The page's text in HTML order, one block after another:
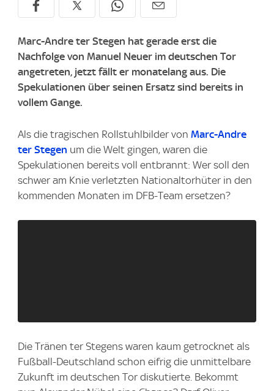
Marc-Andre ter Stegen hat gerade erst die
Nachfolge von Manuel Neuer im deutschen Tor
angetreten, jetzt fällt er monatelang aus. Die
Spekulationen über seinen Ersatz sind bereits in
vollem Gange.
Als die tragischen Rollstuhlbilder von Marc-Andre
ter Stegen um die Welt gingen, waren die
Spekulationen bereits voll entbrannt: Wer soll den
schwer am Knie verletzten Nationaltorhüter in den
kommenden Monaten im DFB-Team ersetzen?
Die Tränen ter Stegens waren kaum getrocknet als
Fußball-Deutschland schon eifrig die unmittelbare
Zukunft im deutschen Tor diskutierte. Bekommt